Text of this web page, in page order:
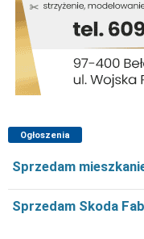
Ogłoszenia
Sprzedam
Sprzedam Skoda